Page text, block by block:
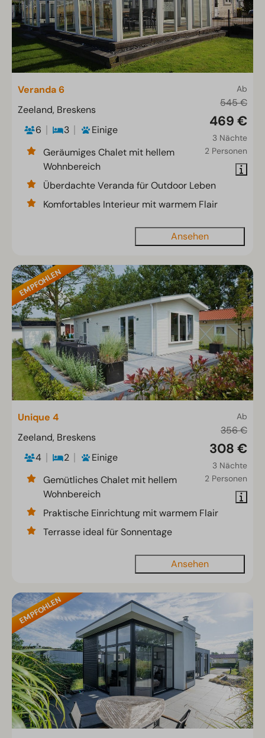
Ab
545 €
469 €
3 Nächte
2 Personen
Veranda 6
Zeeland, Breskens
6
3
Einige
Geräumiges Chalet mit hellem
Wohnbereich
Überdachte Veranda für Outdoor Leben
Komfortables Interieur mit warmem Flair
Ansehen
EMPFOHLEN
Ab
356 €
308 €
3 Nächte
2 Personen
Unique 4
Zeeland, Breskens
4
2
Einige
Gemütliches Chalet mit hellem
Wohnbereich
Praktische Einrichtung mit warmem Flair
Terrasse ideal für Sonnentage
Ansehen
EMPFOHLEN